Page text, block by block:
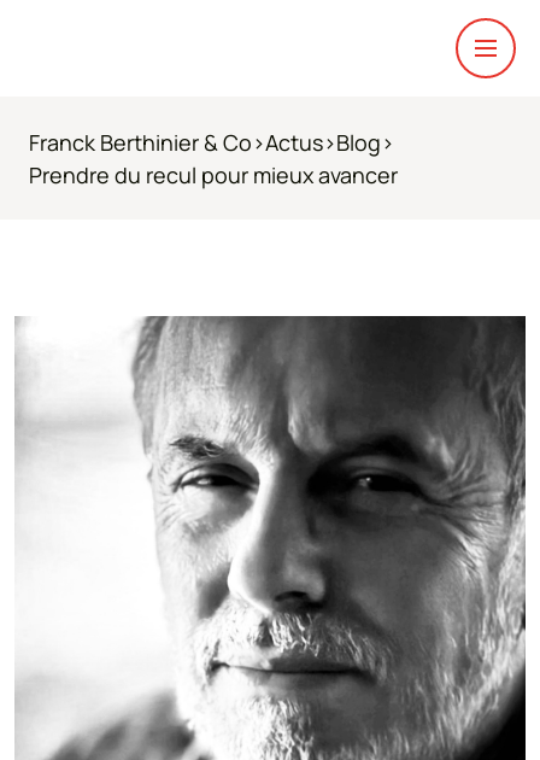
Franck Berthinier & Co>Actus>Blog>
Prendre du recul pour mieux avancer